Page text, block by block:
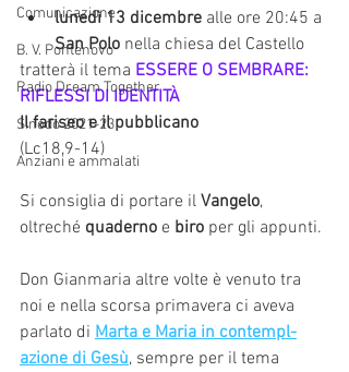
Comunicazione
B. V. Pontenovo
Radio Dream Together
Sinodo 2021-23
Anziani e ammalati
lunedì 13 dicembre alle ore 20:45 a
San Polo nella chiesa del Castello
tratterà il tema ESSERE O SEMBRARE:
RIFLESSI DI IDENTITÀ
Il fariseo e il pubblicano
(Lc18,9-14)
Si consiglia di portare il Vangelo,
oltreché quaderno e biro per gli appunti.
Don Gianmaria altre volte è venuto tra
noi e nella scorsa primavera ci aveva
parlato di Marta e Maria in contempl-
azione di Gesù, sempre per il tema